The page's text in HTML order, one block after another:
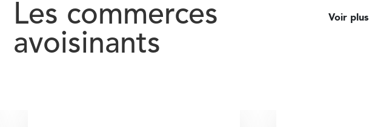
Les commerces
avoisinants
Voir plus